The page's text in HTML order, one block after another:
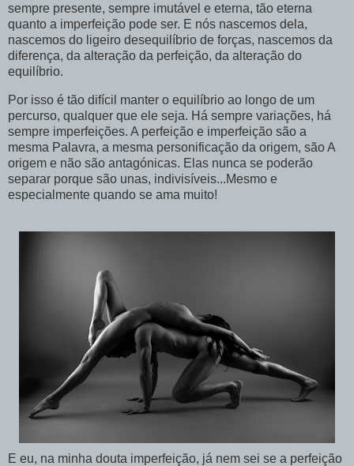
sempre presente, sempre imutável e eterna, tão eterna
quanto a imperfeição pode ser. E nós nascemos dela,
nascemos do ligeiro desequilíbrio de forças, nascemos da
diferença, da alteração da perfeição, da alteração do
equilíbrio.
Por isso é tão difícil manter o equilíbrio ao longo de um
percurso, qualquer que ele seja. Há sempre variações, há
sempre imperfeições. A perfeição e imperfeição são a
mesma Palavra, a mesma personificação da origem, são A
origem e não são antagónicas. Elas nunca se poderão
separar porque são unas, indivisíveis...Mesmo e
especialmente quando se ama muito!
E eu, na minha douta imperfeição, já nem sei se a perfeição